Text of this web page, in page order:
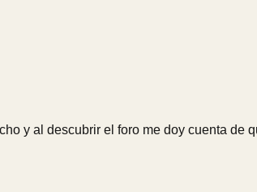
y al descubrir el foro me doy cuenta de